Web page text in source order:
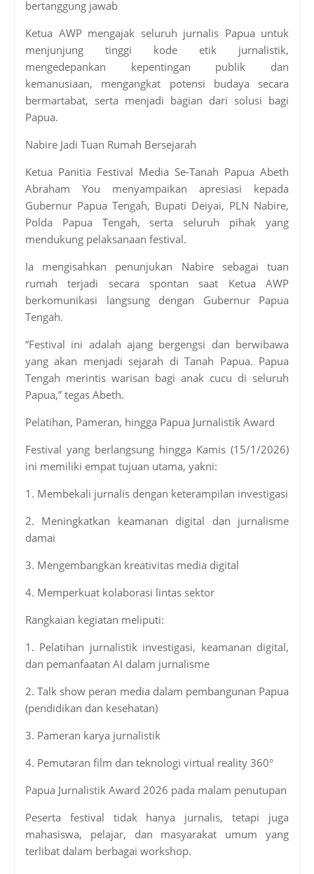
bertanggung jawab
Ketua AWP mengajak seluruh jurnalis Papua untuk
menjunjung tinggi kode etik jurnalistik,
mengedepankan kepentingan publik dan
kemanusiaan, mengangkat potensi budaya secara
bermartabat, serta menjadi bagian dari solusi bagi
Papua.
Nabire Jadi Tuan Rumah Bersejarah
Ketua Panitia Festival Media Se-Tanah Papua Abeth
Abraham You menyampaikan apresiasi kepada
Gubernur Papua Tengah, Bupati Deiyai, PLN Nabire,
Polda Papua Tengah, serta seluruh pihak yang
mendukung pelaksanaan festival.
Ia mengisahkan penunjukan Nabire sebagai tuan
rumah terjadi secara spontan saat Ketua AWP
berkomunikasi langsung dengan Gubernur Papua
Tengah.
“Festival ini adalah ajang bergengsi dan berwibawa
yang akan menjadi sejarah di Tanah Papua. Papua
Tengah merintis warisan bagi anak cucu di seluruh
Papua,” tegas Abeth.
Pelatihan, Pameran, hingga Papua Jurnalistik Award
Festival yang berlangsung hingga Kamis (15/1/2026)
ini memiliki empat tujuan utama, yakni:
1. Membekali jurnalis dengan keterampilan investigasi
2. Meningkatkan keamanan digital dan jurnalisme
damai
3. Mengembangkan kreativitas media digital
4. Memperkuat kolaborasi lintas sektor
Rangkaian kegiatan meliputi:
1. Pelatihan jurnalistik investigasi, keamanan digital,
dan pemanfaatan AI dalam jurnalisme
2. Talk show peran media dalam pembangunan Papua
(pendidikan dan kesehatan)
3. Pameran karya jurnalistik
4. Pemutaran film dan teknologi virtual reality 360°
Papua Jurnalistik Award 2026 pada malam penutupan
Peserta festival tidak hanya jurnalis, tetapi juga
mahasiswa, pelajar, dan masyarakat umum yang
terlibat dalam berbagai workshop.